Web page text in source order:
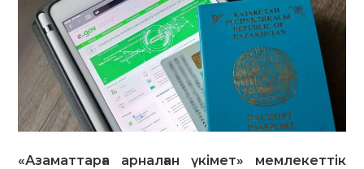
«Азаматтарға арналған үкімет» мемлекеттік